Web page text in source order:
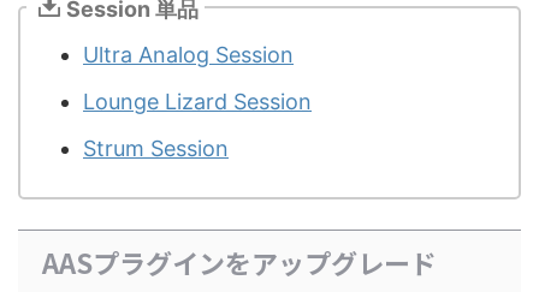
Session 単品
Ultra Analog Session
Lounge Lizard Session
Strum Session
AASプラグインをアップグレード